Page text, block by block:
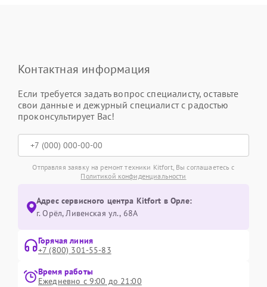
Контактная информация
Если требуется задать вопрос специалисту, оставьте
свои данные и дежурный специалист с радостью
проконсультирует Вас!
Отправляя заявку на ремонт техники Kitfort, Вы соглашаетесь с
Политикой конфиденциальности
Адрес сервисного центра Kitfort в Орле:
г. Орёл, Ливенская ул., 68А
Горячая линия
+7 (800) 301-55-83
Время работы
Ежедневно с 9:00 до 21:00